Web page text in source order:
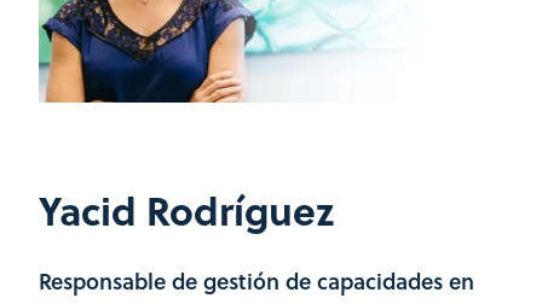
Yacid Rodríguez
Responsable de gestión de capacidades en